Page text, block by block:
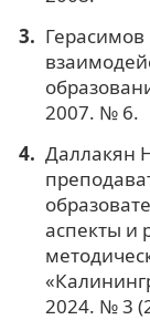
Герасимов
2007. № 6.
Даллакян
аспекты и
2024. № 3